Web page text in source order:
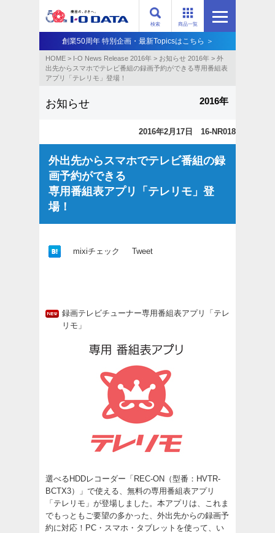
商品一覧
検索
創業50周年 特別企画・最新Topicsはこちら ＞
HOME > I-O News Release 2016年 > お知らせ 2016年 > 外
出先からスマホでテレビ番組の録画予約ができる専用番組表
アプリ「テレリモ」登場！
お知らせ 2016年
2016年2月17日 16-NR018
外出先からスマホでテレビ番組の録
画予約ができる
専用番組表アプリ「テレリモ」登
場！
mixiチェック Tweet
録画テレビチューナー専用番組表アプリ「テレ
リモ」
選べるHDDレコーダー「REC-ON（型番：HVTR-
BCTX3）」で使える、無料の専用番組表アプリ
「テレリモ」が登場しました。本アプリは、これま
でもっともご要望の多かった、外出先からの録画予
約に対応！PC・スマホ・タブレットを使って、い